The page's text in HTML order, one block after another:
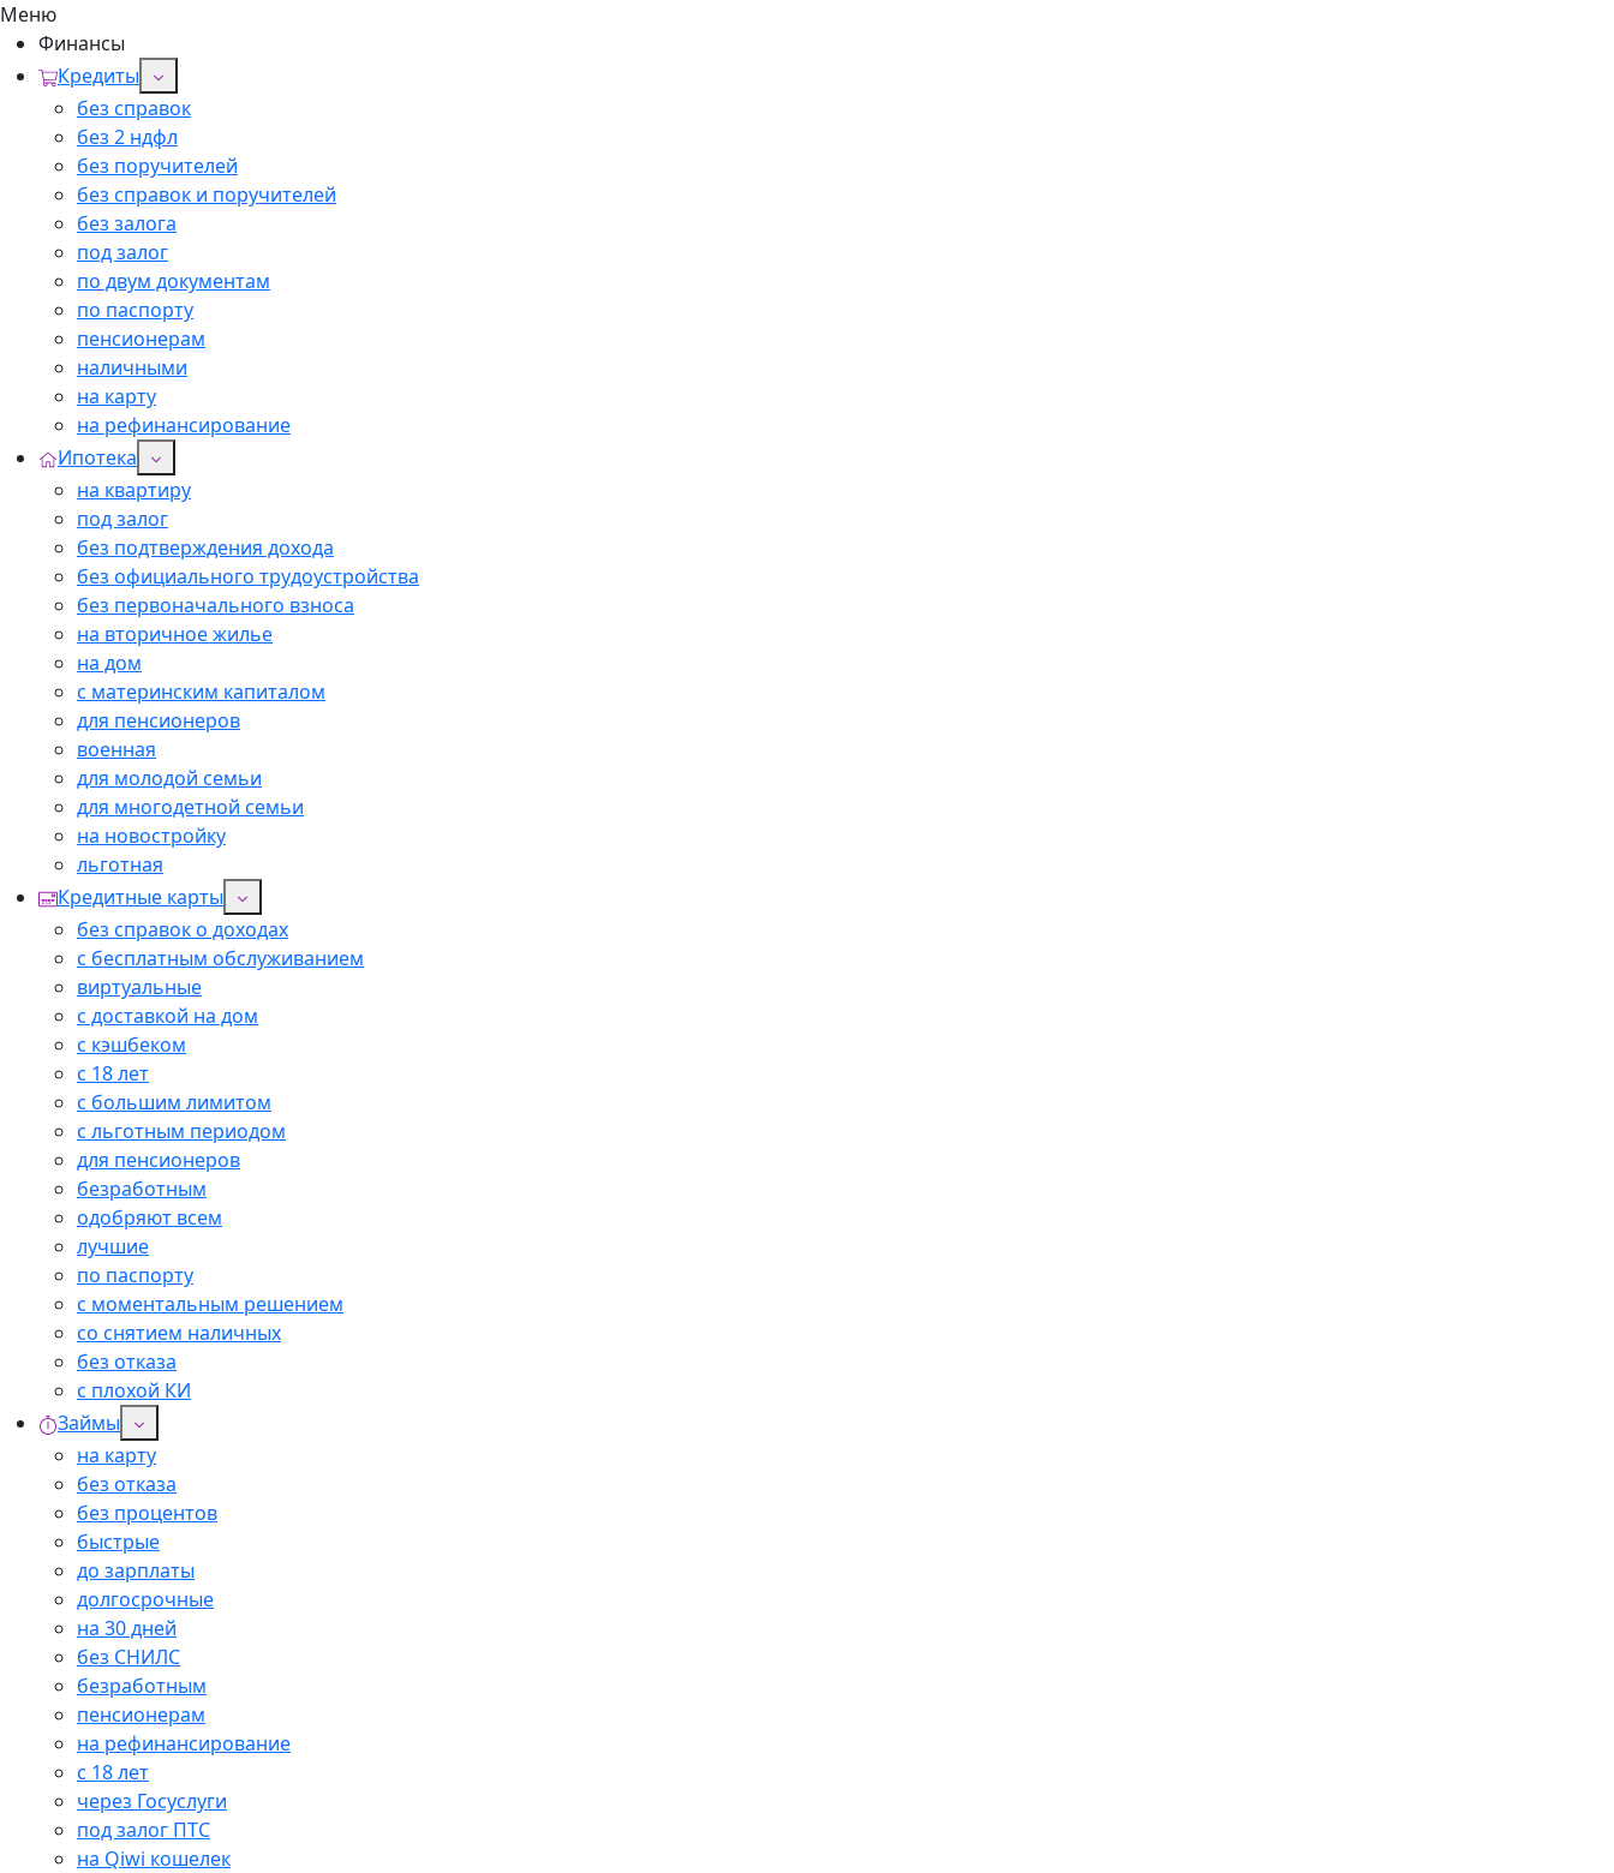
Меню
Финансы
Кредиты
без справок
без 2 ндфл
без поручителей
без справок и поручителей
без залога
под залог
по двум документам
по паспорту
пенсионерам
наличными
на карту
на рефинансирование
Ипотека
на квартиру
под залог
без подтверждения дохода
без официального трудоустройства
без первоначального взноса
на вторичное жилье
на дом
с материнским капиталом
для пенсионеров
военная
для молодой семьи
для многодетной семьи
на новостройку
льготная
Кредитные карты
без справок о доходах
с бесплатным обслуживанием
виртуальные
с доставкой на дом
с кэшбеком
с 18 лет
с большим лимитом
с льготным периодом
для пенсионеров
безработным
одобряют всем
лучшие
по паспорту
с моментальным решением
со снятием наличных
без отказа
с плохой КИ
Займы
на карту
без отказа
без процентов
быстрые
до зарплаты
долгосрочные
на 30 дней
без СНИЛС
безработным
пенсионерам
на рефинансирование
с 18 лет
через Госуслуги
под залог ПТС
на Qiwi кошелек